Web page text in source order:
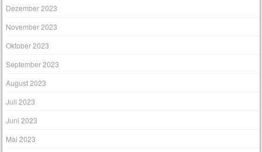
Dezember 2023
November 2023
Oktober 2023
September 2023
August 2023
Juli 2023
Juni 2023
Mai 2023